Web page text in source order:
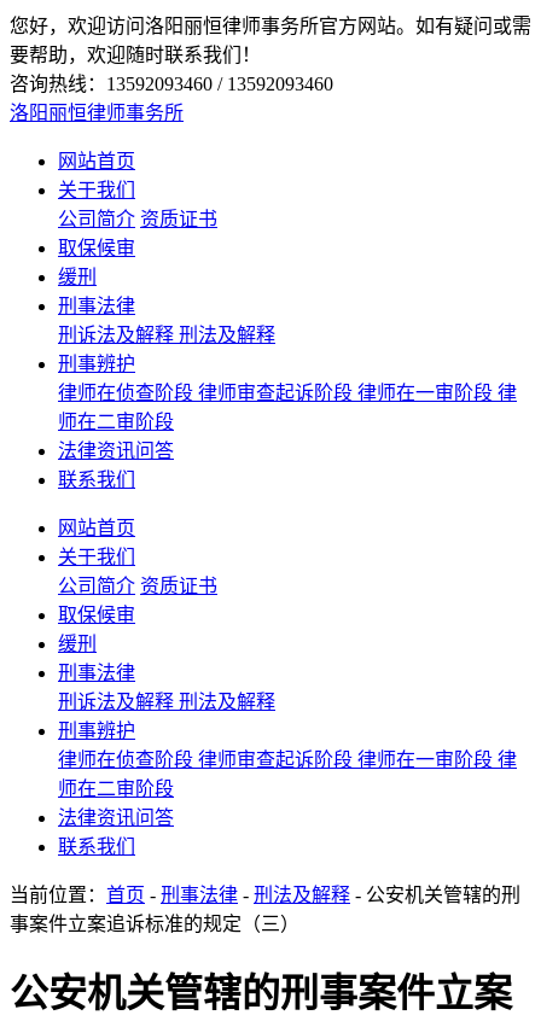
您好，欢迎访问洛阳丽恒律师事务所官方网站。如有疑问或需
要帮助，欢迎随时联系我们！
咨询热线：13592093460 / 13592093460
洛阳丽恒律师事务所
网站首页
关于我们
公司简介 资质证书
取保候审
缓刑
刑事法律
刑诉法及解释 刑法及解释
刑事辨护
律师在侦查阶段 律师审查起诉阶段 律师在一审阶段 律
师在二审阶段
法律资讯问答
联系我们
网站首页
关于我们
公司简介 资质证书
取保候审
缓刑
刑事法律
刑诉法及解释 刑法及解释
刑事辨护
律师在侦查阶段 律师审查起诉阶段 律师在一审阶段 律
师在二审阶段
法律资讯问答
联系我们
当前位置： 首页 - 刑事法律 - 刑法及解释 - 公安机关管辖的刑
事案件立案追诉标准的规定（三）
公安机关管辖的刑事案件立案